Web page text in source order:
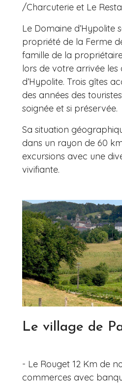
/Charcuterie et Le
Le Domaine d’Hypolite
propriété de la Ferme
famille de la
lors de votre arrivée
d’Hypolite. Trois gîtes
des années des
soignée et si préservée.
Sa situation
dans un rayon de 60
excursions avec une
vivifiante.
Le village de
- Le Rouget 12 Km de
commerces avec